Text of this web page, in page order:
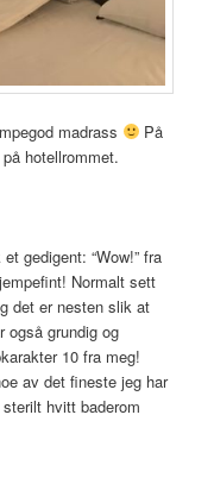
madrass
På
hotellrommet.
gedigent: “Wow!” fra
Normalt sett
det er nesten slik at
også grundig og
10 fra meg!
av det fineste jeg har
hvitt baderom